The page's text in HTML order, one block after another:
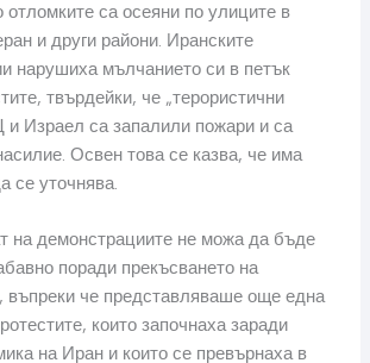
отломките са осеяни по улиците в
и други райони. Иранските
нарушиха мълчанието си в петък
твърдейки, че „терористични
и Израел са запалили пожари и са
Освен това се казва, че има
се уточнява.
на демонстрациите не можа да бъде
поради прекъсването на
въпреки че представляваше още една
които започнаха заради
на Иран и които се превърнаха в